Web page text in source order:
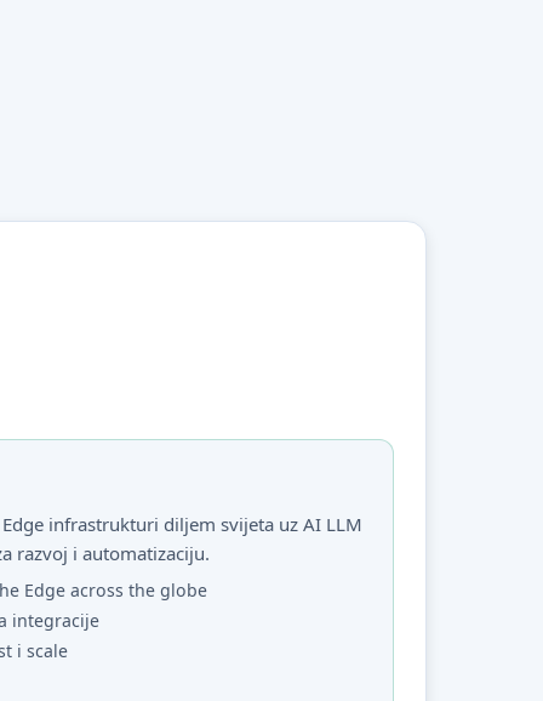
infrastrukturi diljem svijeta uz AI LLM
razvoj i automatizaciju.
Edge across the globe
integracije
i scale